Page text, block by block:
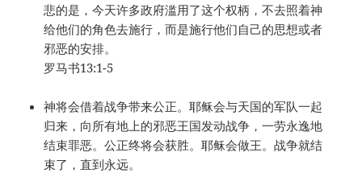
悲的是，今天许多政府滥用了这个权柄，不去照着神
给他们的角色去施行，而是施行他们自己的思想或者
邪恶的安排。
罗马书13:1-5
神将会借着战争带来公正。耶稣会与天国的军队一起
归来，向所有地上的邪恶王国发动战争，一劳永逸地
结束罪恶。公正终将会获胜。耶稣会做王。战争就结
束了，直到永远。